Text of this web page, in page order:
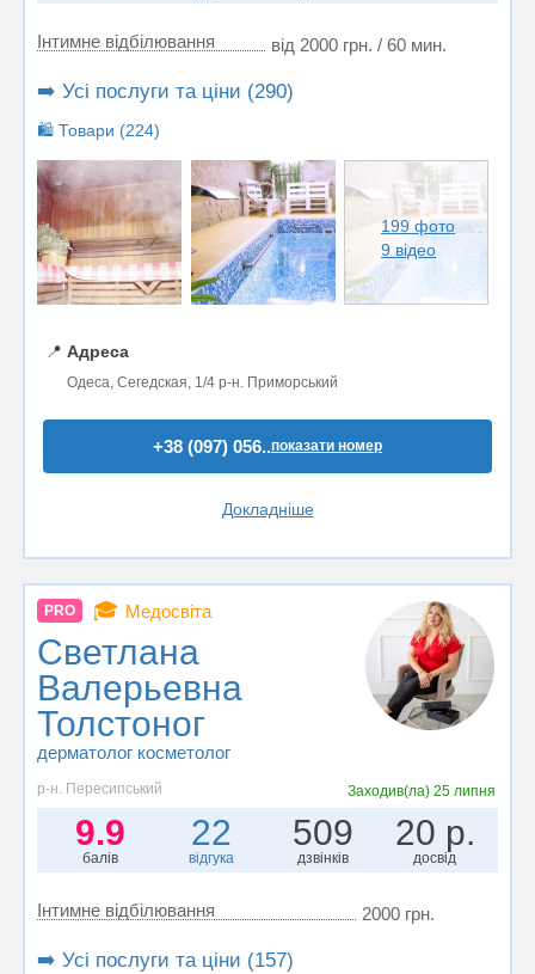
Інтимне відбілювання від 2000 грн. / 60 мин.
➡️ Усі послуги та ціни (290)
🛍️ Товари (224)
199 фото
9 відео
📍 Адреса
Одеса, Сегедская, 1/4 р-н. Приморський
+38 (097) 056..показати номер
Докладніше
PRO 🎓 Медосвіта
Светлана
Валерьевна
Толстоног
дерматолог косметолог
р-н. Пересипський Заходив(ла) 25 липня
9.9
балів
22
відгука
509
дзвінків
20 р.
досвід
Інтимне відбілювання 2000 грн.
➡️ Усі послуги та ціни (157)